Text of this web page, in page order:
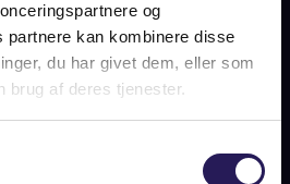
og
partnere kan kombinere disse
du har givet dem, eller som
brug af deres tjenester.
(BBR: 202 m2) skønt
i hyggeligt villakvarter. Midt
Sø – Geel Skov og Rude Skov. Lige
alt hvad man drømmer om som
og alverdens andre naturskønne